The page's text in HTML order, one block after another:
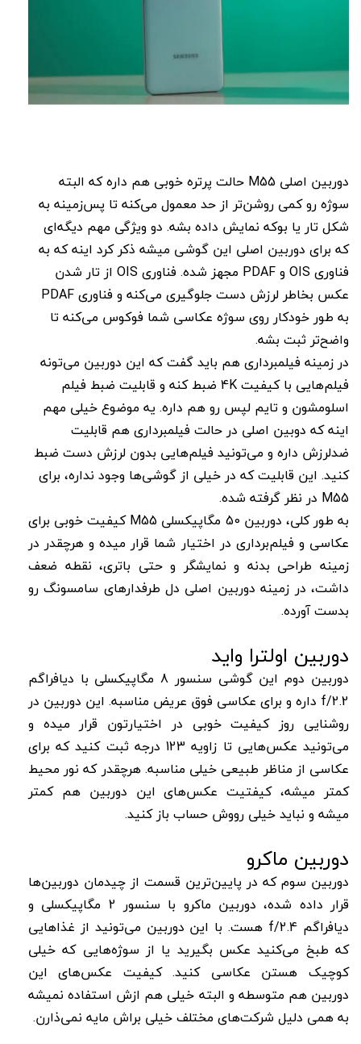
دوربین اصلی M55 حالت پرتره خوبی هم داره که البته
سوژه رو کمی روشن‌تر از حد معمول می‌کنه تا پس‌زمینه به
شکل تار یا بوکه نمایش داده بشه. دو ویژگی مهم دیگه‌ای
که برای دوربین اصلی این گوشی میشه ذکر کرد اینه که به
فناوری OIS و PDAF مجهز شده. فناوری OIS از تار شدن
عکس بخاطر لرزش دست جلوگیری می‌کنه و فناوری PDAF
به طور خودکار روی سوژه عکاسی شما فوکوس می‌کنه تا
واضح‌تر ثبت بشه.
در زمینه فیلمبرداری هم باید گفت که این دوربین می‌تونه
فیلم‌هایی با کیفیت 4K ضبط کنه و قابلیت ضبط فیلم
اسلومشون و تایم لپس رو هم داره. یه موضوع خیلی مهم
اینه که دوبین اصلی در حالت فیلمبرداری هم قابلیت
ضدلرزش داره و می‌تونید فیلم‌هایی بدون لرزش دست ضبط
کنید. این قابلیت که در خیلی از گوشی‌ها وجود نداره، برای
M55 در نظر گرفته شده.
به طور کلی، دوربین 50 مگاپیکسلی M55 کیفیت خوبی برای
عکاسی و فیلم‌برداری در اختیار شما قرار میده و هرچقدر در
زمینه طراحی بدنه و نمایشگر و حتی باتری، نقطه ضعف
داشت، در زمینه دوربین اصلی دل طرفدارهای سامسونگ رو
بدست آورده.
دوربین اولترا واید
دوربین دوم این گوشی سنسور 8 مگاپیکسلی با دیافراگم
f/2.2 داره و برای عکاسی فوق عریض مناسبه. این دوربین در
روشنایی روز کیفیت خوبی در اختیارتون قرار میده و
می‌تونید عکس‌هایی تا زاویه 123 درجه ثبت کنید که برای
عکاسی از مناظر طبیعی خیلی مناسبه. هرچقدر که نور محیط
کمتر میشه، کیفتیت عکس‌‌های این دوربین هم کمتر
میشه و نباید خیلی رووش حساب باز کنید.
دوربین ماکرو
دوربین سوم که در پایین‌ترین قسمت از چیدمان دوربین‌ها
قرار داده شده، دوربین ماکرو با سنسور 2 مگاپیکسلی و
دیافراگم f/2.4 هست. با این دوربین می‌تونید از غذاهایی
که طبخ می‌کنید عکس بگیرید یا از سوژه‌هایی که خیلی
کوچیک هستن عکاسی کنید. کیفیت عکس‌های این
دوربین هم متوسطه و البته خیلی هم ازش استفاده نمیشه
به همی دلیل شرکت‌های مختلف خیلی براش مایه نمی‌ذارن.